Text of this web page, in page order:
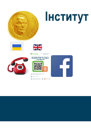
Оберіть свою мову